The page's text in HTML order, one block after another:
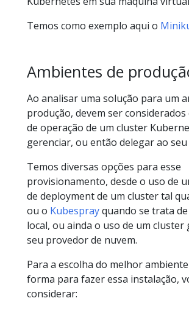
Temos como exemplo aqui o
Ambientes de
Ao analisar uma solução para um
produção, devem ser
de operação de um cluster
gerenciar, ou então delegar ao
Temos diversas opções para esse
provisionamento, desde o uso de
de deployment de um cluster tal
ou o Kubesprayquando se trata
local, ou ainda o uso de um
seu provedor de nuvem.
Para a escolha do melhor
forma para fazer essa instalação,
considerar: